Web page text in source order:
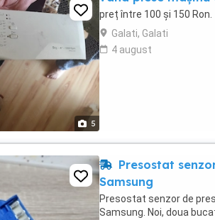
5
preț între 100 și 150 Ron.
Galati, Galati
4 august
Presostat
Samsung
Presostat senzor de
Samsung. Noi, doua